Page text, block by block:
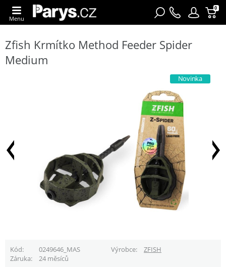
0
Menu
Zfish Krmítko Method Feeder Spider
Medium
Novinka
Kód 0249646_MAS Výrobce
ZFISH
Záruka
24 měsíců